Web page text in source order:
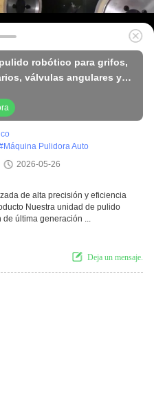
robótico para grifos,
válvulas angulares y
Máquina Pulidora Auto
2026-05-26
de alta precisión y eficiencia
Nuestra unidad de pulido
última generación ...
Deja un mensaje.